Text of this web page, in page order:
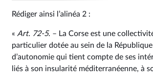
Rédiger ainsi l’alinéa 2 :
« Art. 72‑5. – La Corse est une
particulier dotée au sein de la République
d’autonomie qui tient compte de ses
liés à son insularité méditerranéenne, à